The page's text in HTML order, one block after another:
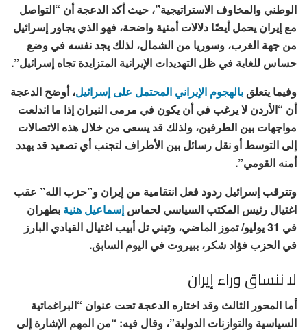
الوطني والمخاوف الاستراتيجية”، حيث أكد الدعجة أن “التواصل
مع إيران يحمل أيضًا دلالات أمنية واضحة، فهو الذي يجاور إسرائيل
من جهة الغرب، وسوريا من الشمال، لذلك يجد نفسه في وضع
حساس للغاية في ظل التهديدات الإيرانية المتزايدة تجاه إسرائيل”.
وفيما يتعلق بالهجوم الإيراني المحتمل على إسرائيل، أوضح الدعجة
أن “الأردن لا يرغب في أن يكون في مرمى النيران إذا ما اندلعت
مواجهات بين الطرفين، ولذلك قد يسعى من خلال هذه الاتصالات
إلى التوسط أو نقل رسائل بين الأطراف لتجنب أي تصعيد قد يهدد
أمنه القومي”.
وتترقب إسرائيل ردود فعل انتقامية من إيران و”حزب الله” عقب
اغتيال رئيس المكتب السياسي لحماس إسماعيل هنية بطهران
في 31 يوليو/ تموز الماضي، وتبني تل أبيب اغتيال القيادي البارز
في الحزب فؤاد شكر، ببيروت في اليوم السابق.
لا ننساق وراء إيران
أما المحور الثالث وقد اختاره الدعجة تحت عنوان “البراغماتية
السياسية والتوازنات الدولية”، وقال فيه: “من المهم الإشارة إلى